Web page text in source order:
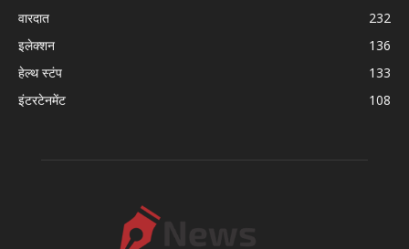
वारदात
232
इलेक्शन
136
हेल्थ स्टंप
133
इंटरटेनमेंट
108